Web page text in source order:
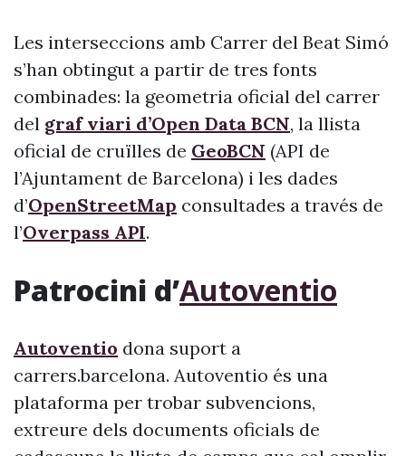
Les interseccions amb Carrer del Beat Simó
s’han obtingut a partir de tres fonts
combinades: la geometria oficial del carrer
del graf viari d’Open Data BCN, la llista
oficial de cruïlles de GeoBCN (API de
l’Ajuntament de Barcelona) i les dades
d’OpenStreetMap consultades a través de
l’Overpass API.
Patrocini d’Autoventio
Autoventio dona suport a
carrers.barcelona. Autoventio és una
plataforma per trobar subvencions,
extreure dels documents oficials de